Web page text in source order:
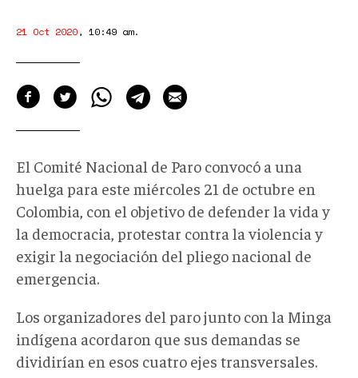
21 Oct 2020, 10:49 am.
El Comité Nacional de Paro convocó a una
huelga para este miércoles 21 de octubre en
Colombia, con el objetivo de defender la vida y
la democracia, protestar contra la violencia y
exigir la negociación del pliego nacional de
emergencia.
Los organizadores del paro junto con la Minga
indígena acordaron que sus demandas se
dividirían en esos cuatro ejes transversales.